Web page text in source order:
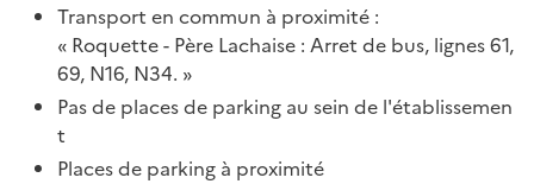
Transport en commun à proximité :
Roquette - Père Lachaise : Arret de bus, lignes 61,
69, N16, N34.
Pas de places de parking au sein de l'établissemen
t
Places de parking à proximité